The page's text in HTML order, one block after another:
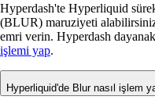
Hyperdash'te Hyperliquid
(BLUR) maruziyeti
emri verin. Hyperdash dayanak
işlemi yap.
Hyperliquid'de Blur nasıl işlem